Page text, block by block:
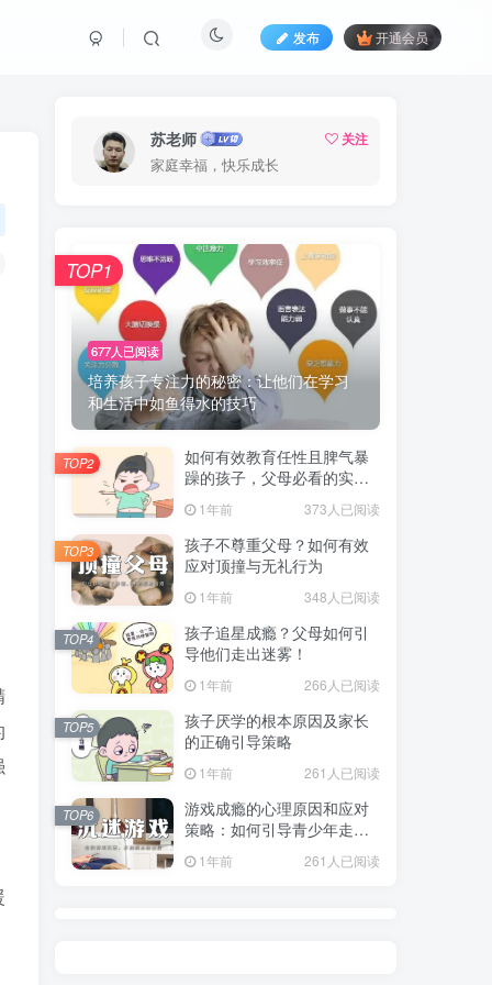
发布 开通会员
苏老师
关注
家庭幸福，快乐成长
677人已阅读
培养孩子专注力的秘密：让他们在学习
和生活中如鱼得水的技巧
TOP1
如何有效教育任性且脾气暴
躁的孩子，父母必看的实用
1年前 373人已阅读
TOP2
孩子不尊重父母？如何有效
应对顶撞与无礼行为
1年前 348人已阅读
TOP3
孩子追星成瘾？父母如何引
导他们走出迷雾！
1年前 266人已阅读
TOP4
孩子厌学的根本原因及家长
的正确引导策略
1年前 261人已阅读
TOP5
游戏成瘾的心理原因和应对
策略：如何引导青少年走出
1年前 261人已阅读
TOP6